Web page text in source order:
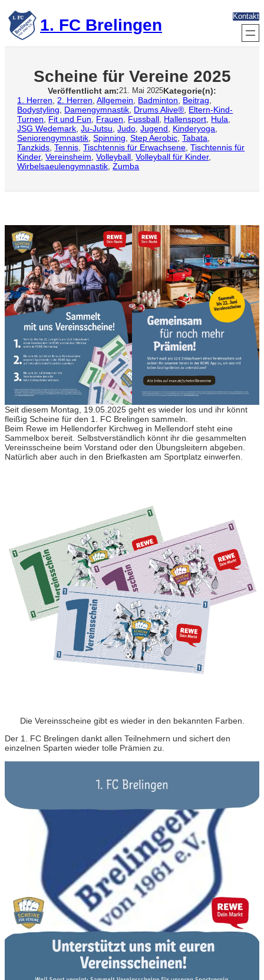
Zum
Inhalt
springen 1. FC Brelingen Kontakt
Scheine für Vereine 2025
Veröffentlicht am:21. Mai 2025Kategorie(n):
1. Herren
2. Herren , Allgemein Badminton Beitrag
Bodystyling
Damengymnastik Drums Alive® Eltern-Kind-
Turnen
Fit und Fun Frauen Fussball Hallensport Hula
JSG Wedemark , Ju-Jutsu , Judo , Jugend Kinderyoga
Seniorengymnastik , Spinning , Step Aerobic , Tabata
Tanzkids , Tennis , Tischtennis für Erwachsene , Tischtennis für
Kinder, Vereinsheim , Volleyball , Volleyball für Kinder
Wirbelsaeulengymnastik , Zumba
Seit diesem Montag, 19.05.2025 geht es wieder los und ihr könnt
fleißig Scheine für den 1. FC Brelingen sammeln.
Beim Rewe im Hellendorfer Kirchweg in Mellendorf steht eine
Sammelbox bereit. Selbstverständlich könnt ihr die gesammelten
Vereinsscheine beim Vorstand oder den Übungsleitern abgeben.
Natürlich aber auch in den Briefkasten am Sportplatz einwerfen.
Die Vereinsscheine gibt es wieder in den bekannten Farben.
Der 1. FC Brelingen dankt allen Teilnehmern und sichert den
einzelnen Sparten wieder tolle Prämien zu.